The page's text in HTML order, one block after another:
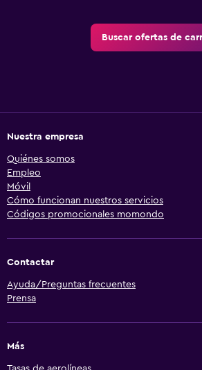
Buscar ofertas de
Nuestra empresa
Quiénes somos
Empleo
Móvil
Cómo funcionan nuestros servicios
Códigos promocionales momondo
Contactar
Ayuda/Preguntas frecuentes
Prensa
Más